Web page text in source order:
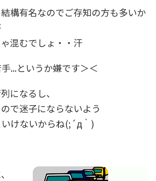
構有名なのでご存知の方も多いか
混むでしょ・・汗
...というか嫌です＞＜
になるし、
で迷子にならないよう
けないからね(;´д｀)